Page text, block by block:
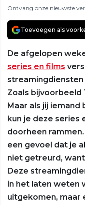
Ontvang onze nieuwste
Toevoegen als
De afgelopen
series en films
Zoals bijvoorbeeld
Maar als jij
kun je deze series
doorheen
een gevoel dat je
niet getreurd,
Deze
in het laten weten
uitgekomen, maar